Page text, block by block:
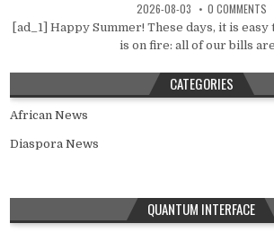
2026-08-03 0 COMMENTS
[ad_1] Happy Summer! These days, it is
is on fire: all of our bills
CATEGORIES
African News
Diaspora News
QUANTUM INTERFACE